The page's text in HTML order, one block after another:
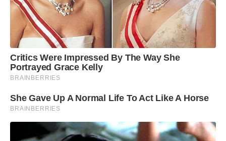
estudantes de João Monlevade e todo o Médio
Piracicaba, além de outras regiões do estado,
fortalecendo a interiorização do ensino superior
público em Minas Gerais.
Critics Were Impressed By The Way She
Portrayed Grace Kelly
BRAINBERRIES
She Gave Up A Normal Life To Act Like A Horse
BRAINBERRIES